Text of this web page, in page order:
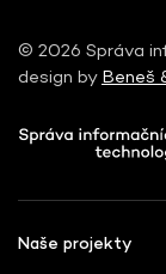
© 2026 Správa
design by Beneš
Naše projekty